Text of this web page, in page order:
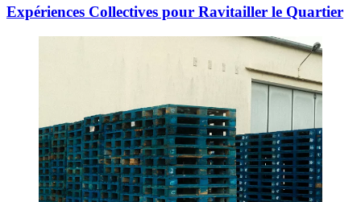
Expériences Collectives pour Ravitailler le Quartier